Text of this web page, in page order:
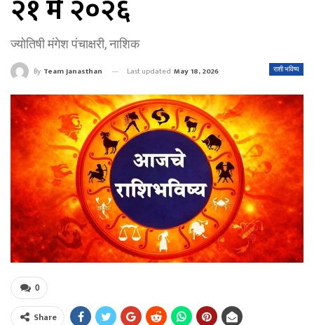
२१ मे २०२६
ज्योतिषी मंगेश पंचाक्षरी, नाशिक
राशी भविष्य
By Team Janasthan Last updated May 18, 2026
0
Share